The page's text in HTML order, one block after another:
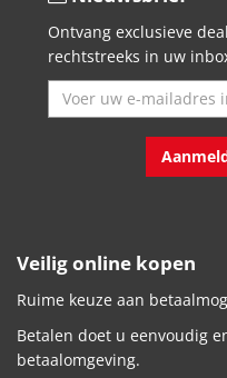
Ontvang exclusieve
rechtstreeks in uw
Veilig online kopen
Ruime keuze aan
Betalen doet u eenvoudig
betaalomgeving.